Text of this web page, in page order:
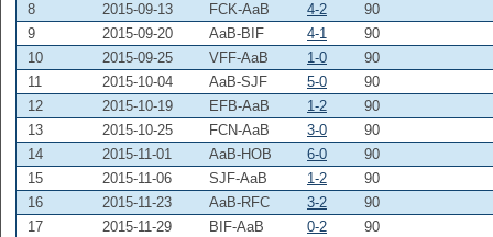
8
2015-09-13 FCK-AaB 4-2
90
9
2015-09-20 AaB-BIF 4-1
90
10
2015-09-25 VFF-AaB 1-0
90
11
2015-10-04 AaB-SJF 5-0
90
12
2015-10-19 EFB-AaB 1-2
90
13
2015-10-25 FCN-AaB 3-0
90
14
2015-11-01 AaB-HOB 6-0
90
15
2015-11-06 SJF-AaB 1-2
90
16
2015-11-23 AaB-RFC 3-2
90
17
2015-11-29 BIF-AaB 0-2
90